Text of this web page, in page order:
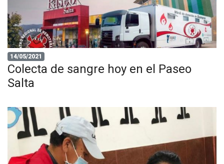
14/05/2021
Colecta de sangre hoy en el Paseo
Salta